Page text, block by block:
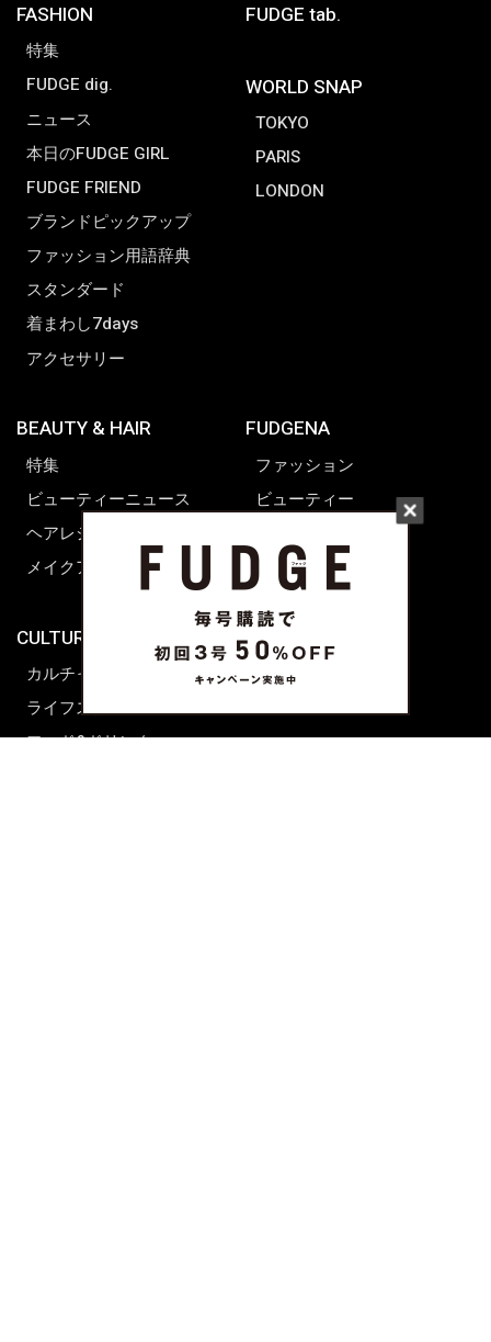
FASHION
特集
FUDGE dig.
ニュース
本日のFUDGE GIRL
FUDGE FRIEND
ブランドピックアップ
ファッション用語辞典
スタンダード
着まわし7days
アクセサリー
FUDGE tab.
WORLD SNAP
TOKYO
PARIS
LONDON
BEAUTY & HAIR
特集
ビューティーニュース
ヘアレシピ ストーリーズ
メイクアップティップス
CULTURE & LIFE
カルチャー
ライフスタイル
フード&ドリンク
FUDGENA
ファッション
ビューティー
ライフスタイル